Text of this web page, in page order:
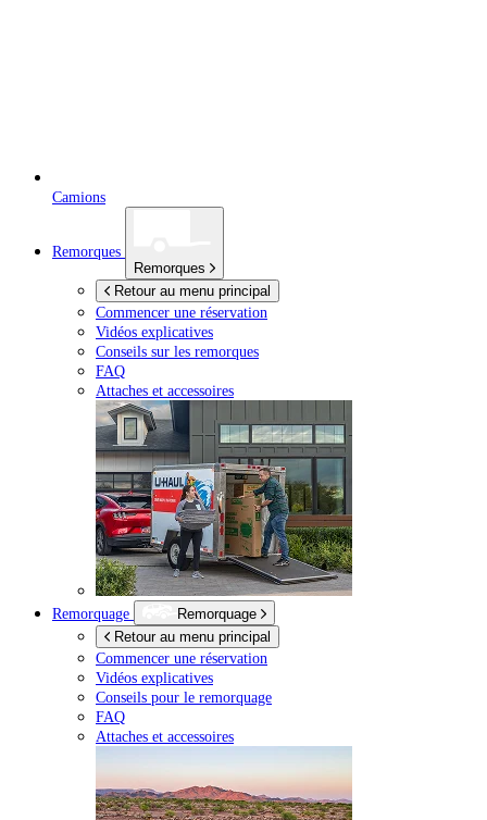
Camions
Remorques
Remorques
Retour au menu principal
Commencer une réservation
Vidéos explicatives
Conseils sur les remorques
FAQ
Attaches et accessoires
Remorquage
Remorquage
Retour au menu principal
Commencer une réservation
Vidéos explicatives
Conseils pour le remorquage
FAQ
Attaches et accessoires